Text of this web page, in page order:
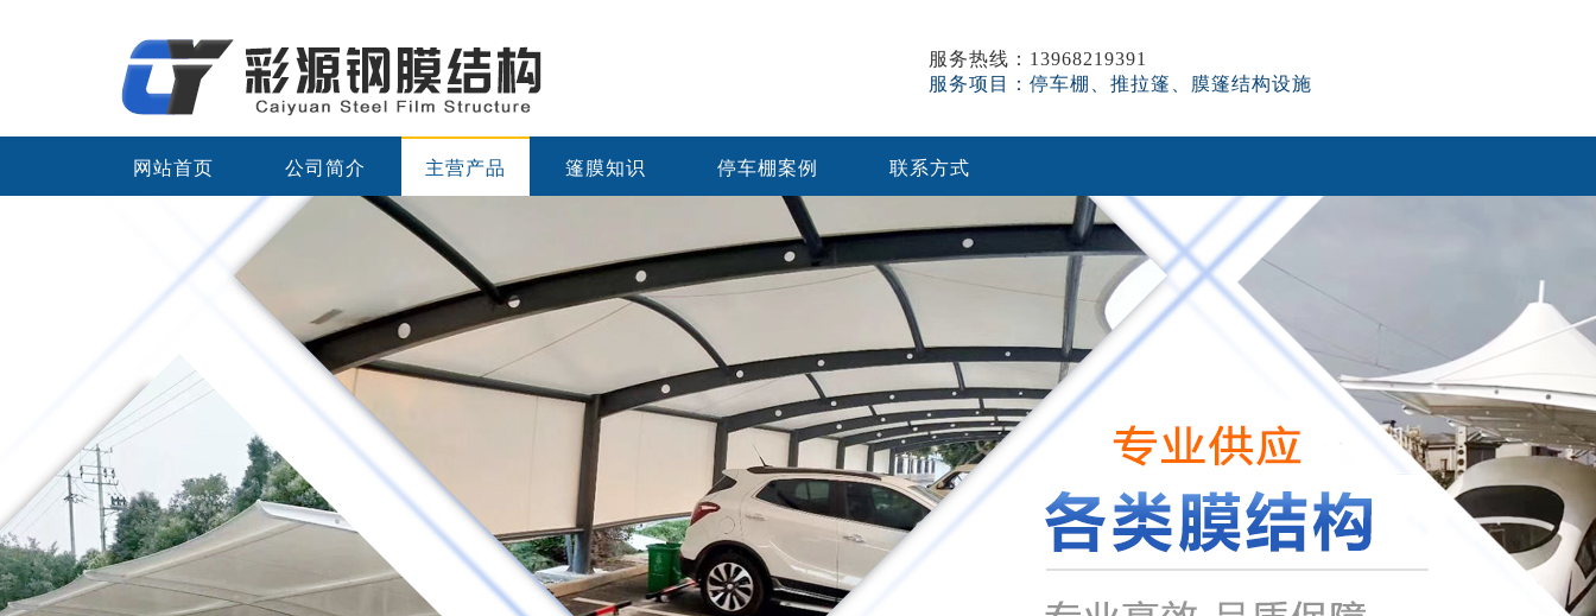
服务热线：13968219391
服务项目：停车棚、推拉篷、膜篷结构设施
网站首页 公司简介 主营产品 篷膜知识 停车棚案例 联系方式